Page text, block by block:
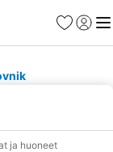
Suosikit
ja huoneet